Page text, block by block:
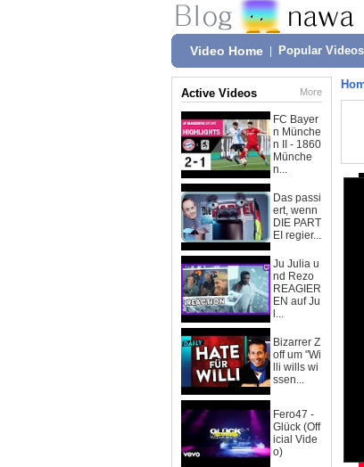
Video Home Popular Videos
Active Videos More
FC Bayer
n Münche
n II - 1860
Münche
n...
Das passi
ert, wenn
DIE PART
EI regier...
Ju Julia u
nd Rezo
REAGIER
EN auf Ju
l...
Bizarrer Z
off um "Wi
lli wills wi
ssen...
Fero47 -
Glück (Off
icial Vide
o)